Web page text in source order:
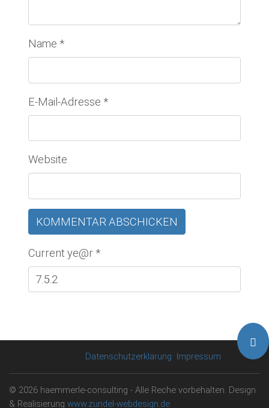
Name *
E-Mail-Adresse *
Website
Current ye@r*
Datenschutzerklärung Impressum
© 2026 haemmerle-consulting - Alle Reche vorbehalten. Design
& Realisierung www.zundel-webdesign.de